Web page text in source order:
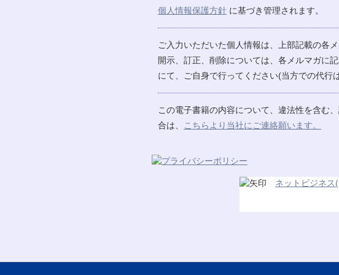
個人情報保護方針 に基づき管理されます。
ご入力いただいた個人情報は、上部記載の各
開示、訂正、削除については、各メルマガに
にて、ご自身で行ってください(当方での代行
この電子書籍の内容について、違法性を含む
合は、
こちらより当社にご連絡願います。
ネットビジネス